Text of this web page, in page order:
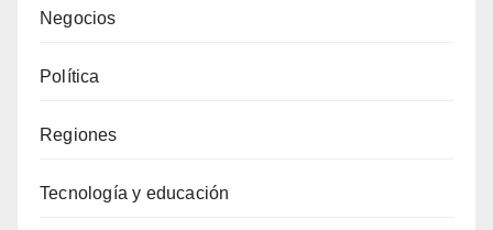
Negocios
Política
Regiones
Tecnología y educación